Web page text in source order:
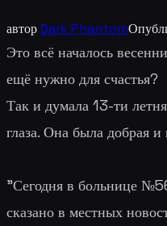
авторDark Phantom
Это всё началось
ещё нужно для счастья?
Так и думала 13-ти
глаза. Она была добрая
"Сегодня в больнице
сказано в местных